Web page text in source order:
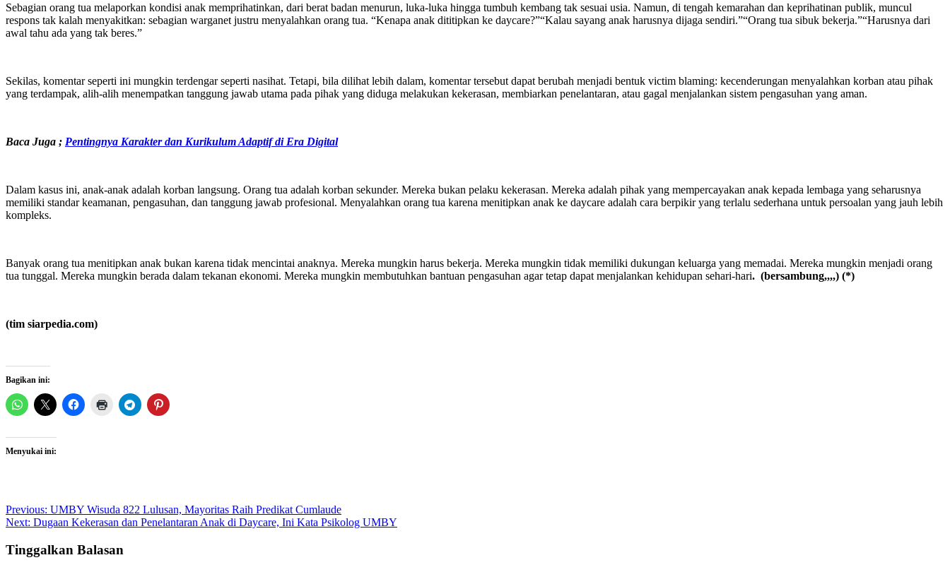
Sebagian orang tua melaporkan kondisi anak memprihatinkan, dari berat badan menurun, luka-luka hingga tumbuh kembang tak sesuai usia. Namun, di tengah kemarahan dan keprihatinan publik, muncul
respons tak kalah menyakitkan: sebagian warganet justru menyalahkan orang tua. “Kenapa anak dititipkan ke daycare?”“Kalau sayang anak harusnya dijaga sendiri.”“Orang tua sibuk bekerja.”“Harusnya dari
awal tahu ada yang tak beres.”
Sekilas, komentar seperti ini mungkin terdengar seperti nasihat. Tetapi, bila dilihat lebih dalam, komentar tersebut dapat berubah menjadi bentuk victim blaming: kecenderungan menyalahkan korban atau pihak
yang terdampak, alih-alih menempatkan tanggung jawab utama pada pihak yang diduga melakukan kekerasan, membiarkan penelantaran, atau gagal menjalankan sistem pengasuhan yang aman.
Baca Juga ; Pentingnya Karakter dan Kurikulum Adaptif di Era Digital
Dalam kasus ini, anak-anak adalah korban langsung. Orang tua adalah korban sekunder. Mereka bukan pelaku kekerasan. Mereka adalah pihak yang mempercayakan anak kepada lembaga yang seharusnya
memiliki standar keamanan, pengasuhan, dan tanggung jawab profesional. Menyalahkan orang tua karena menitipkan anak ke daycare adalah cara berpikir yang terlalu sederhana untuk persoalan yang jauh lebih
kompleks.
Banyak orang tua menitipkan anak bukan karena tidak mencintai anaknya. Mereka mungkin harus bekerja. Mereka mungkin tidak memiliki dukungan keluarga yang memadai. Mereka mungkin menjadi orang
tua tunggal. Mereka mungkin berada dalam tekanan ekonomi. Mereka mungkin membutuhkan bantuan pengasuhan agar tetap dapat menjalankan kehidupan sehari-hari. (bersambung,,,,) (*)
(tim siarpedia.com)
Bagikan ini:
Menyukai ini:
Post
navigation
Previous: UMBY Wisuda 822 Lulusan, Mayoritas Raih Predikat Cumlaude
Next: Dugaan Kekerasan dan Penelantaran Anak di Daycare, Ini Kata Psikolog UMBY
Tinggalkan Balasan